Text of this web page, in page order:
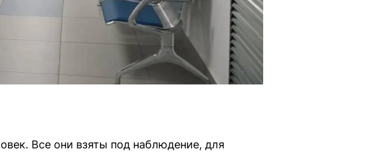
Все они взяты под наблюдение, для